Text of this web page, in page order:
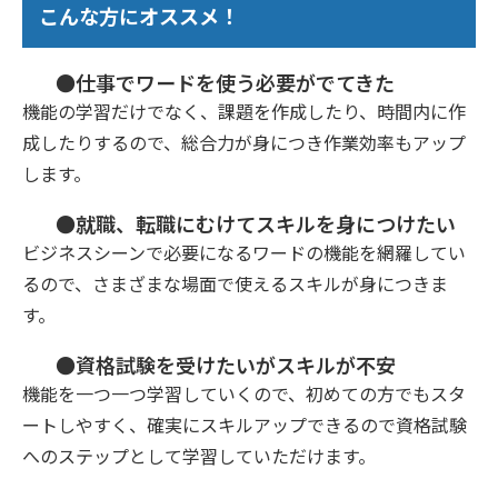
こんな方にオススメ！
●仕事でワードを使う必要がでてきた
機能の学習だけでなく、課題を作成したり、時間内に作
成したりするので、総合力が身につき作業効率もアップ
します。
●就職、転職にむけてスキルを身につけたい
ビジネスシーンで必要になるワードの機能を網羅してい
るので、さまざまな場面で使えるスキルが身につきま
す。
●資格試験を受けたいがスキルが不安
機能を一つ一つ学習していくので、初めての方でもスタ
ートしやすく、確実にスキルアップできるので資格試験
へのステップとして学習していただけます。